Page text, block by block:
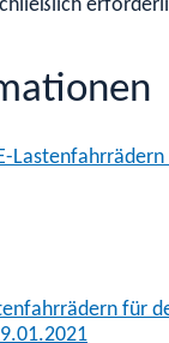
für